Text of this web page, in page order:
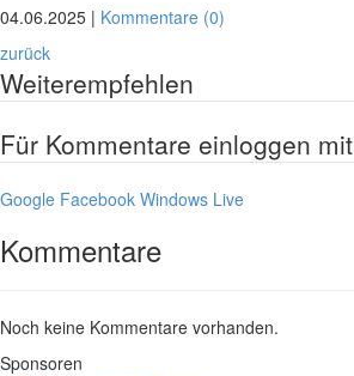
04.06.2025 | Kommentare (0)
zurück
Weiterempfehlen
Für Kommentare einloggen mit
Google Facebook Windows Live
Kommentare
Noch keine Kommentare vorhanden.
Sponsoren